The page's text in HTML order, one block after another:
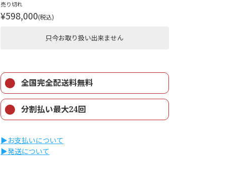
売り切れ
¥598,000(税込)
只今お取り扱い出来ません
全国完全配送料無料
分割払い最大24回
▶︎お支払いについて
▶︎発送について